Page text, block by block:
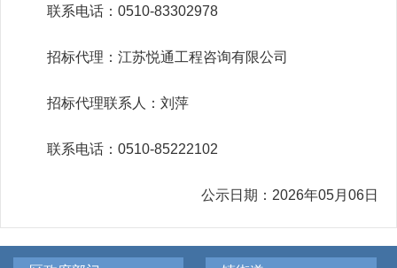
联系电话：0510-83302978
招标代理：江苏悦通工程咨询有限公司
招标代理联系人：刘萍
联系电话：0510-85222102
公示日期：2026年05月06日